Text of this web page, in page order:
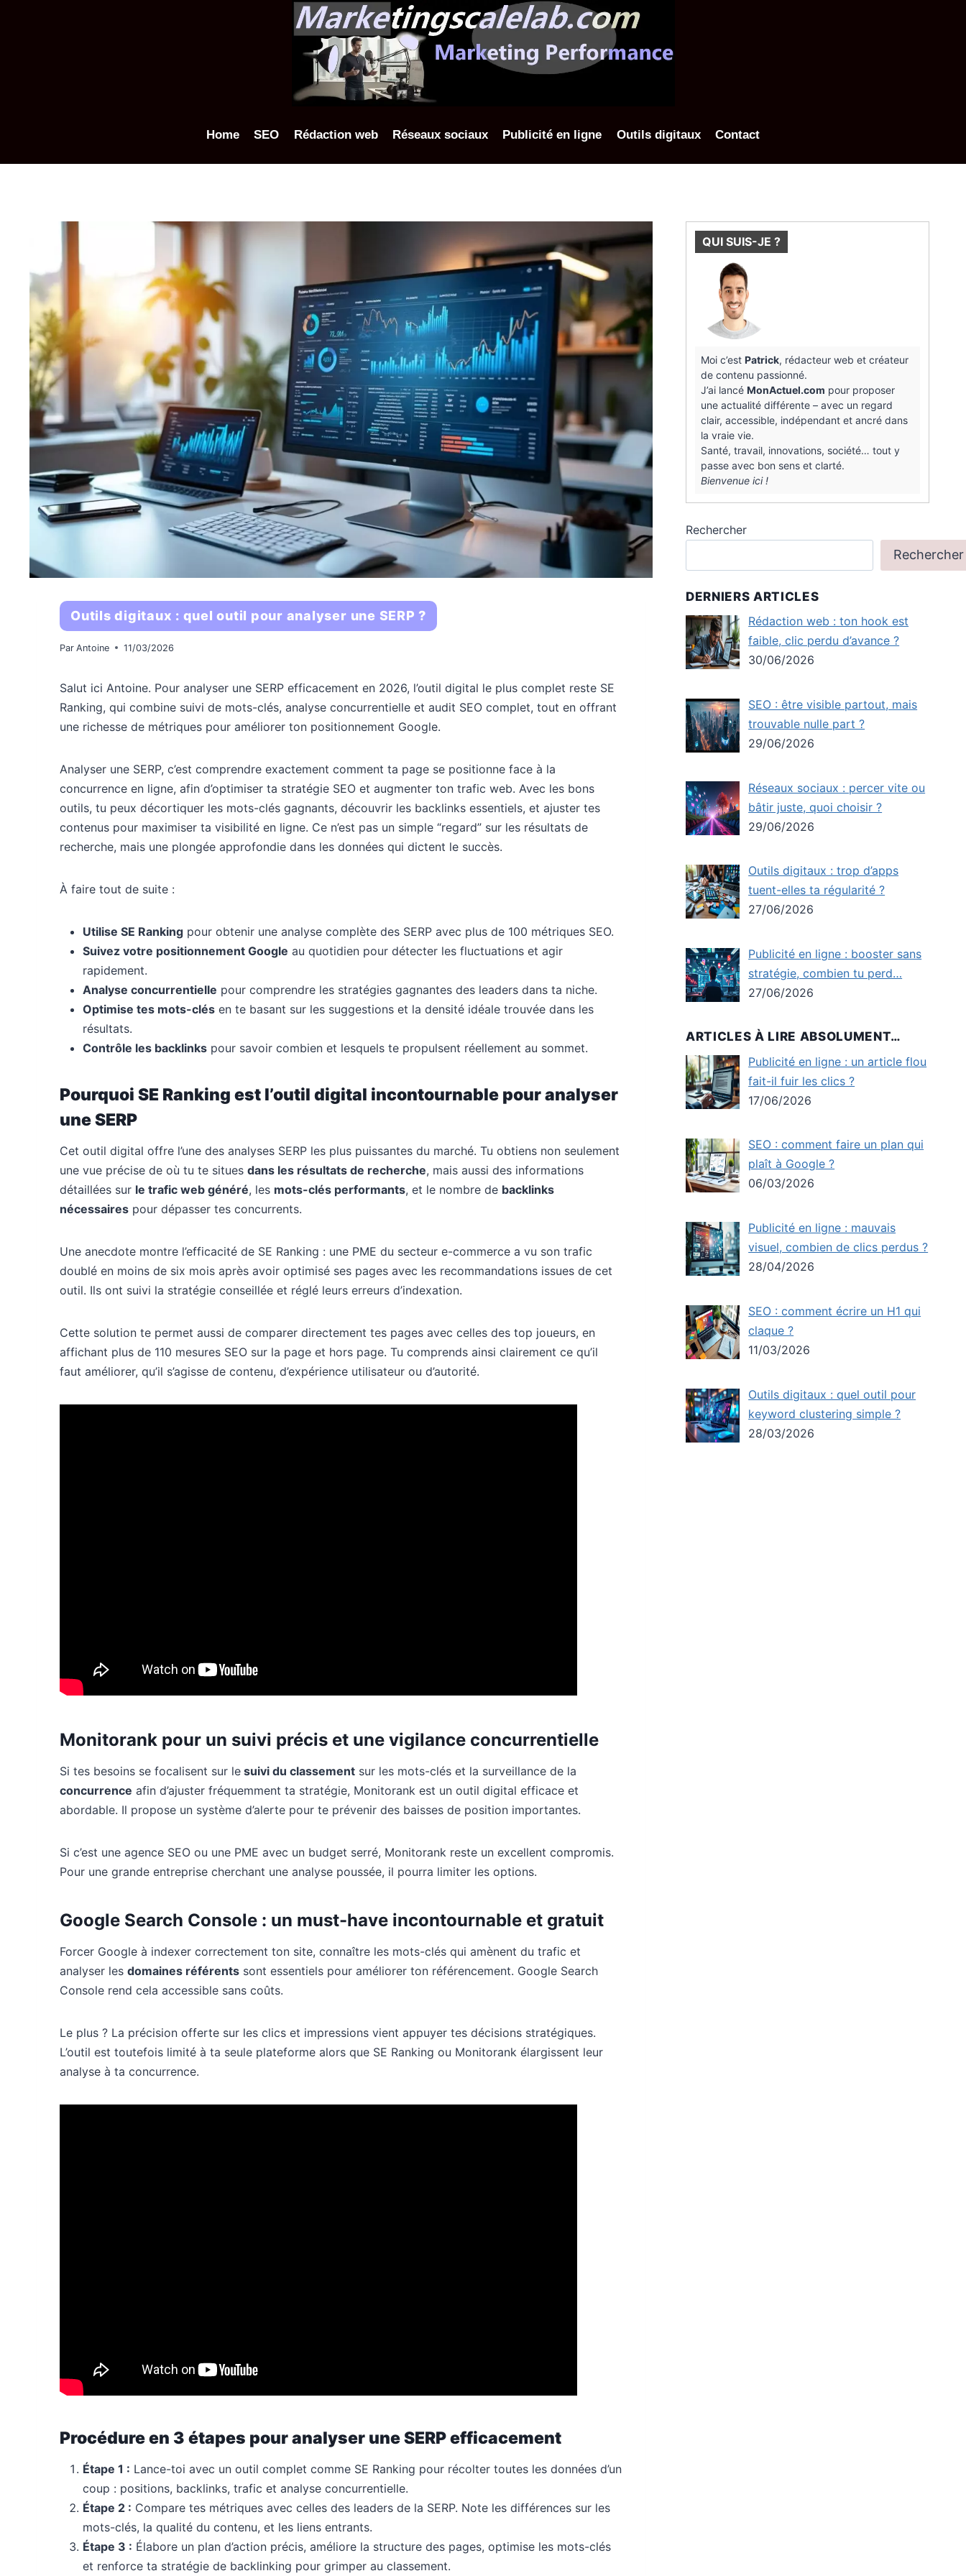
Home SEO Rédaction web Réseaux sociaux Publicité en ligne Outils digitaux Contact
Outils digitaux : quel outil pour analyser une SERP ?
Par Antoine 11/03/2026
Salut ici Antoine. Pour analyser une SERP efficacement en 2026, l’outil digital le plus complet reste SE
Ranking, qui combine suivi de mots-clés, analyse concurrentielle et audit SEO complet, tout en offrant
une richesse de métriques pour améliorer ton positionnement Google.
Analyser une SERP, c’est comprendre exactement comment ta page se positionne face à la
concurrence en ligne, afin d’optimiser ta stratégie SEO et augmenter ton trafic web. Avec les bons
outils, tu peux décortiquer les mots-clés gagnants, découvrir les backlinks essentiels, et ajuster tes
contenus pour maximiser ta visibilité en ligne. Ce n’est pas un simple “regard” sur les résultats de
recherche, mais une plongée approfondie dans les données qui dictent le succès.
À faire tout de suite :
Utilise SE Ranking pour obtenir une analyse complète des SERP avec plus de 100 métriques SEO.
Suivez votre positionnement Google au quotidien pour détecter les fluctuations et agir
rapidement.
Analyse concurrentielle pour comprendre les stratégies gagnantes des leaders dans ta niche.
Optimise tes mots-clés en te basant sur les suggestions et la densité idéale trouvée dans les
résultats.
Contrôle les backlinks pour savoir combien et lesquels te propulsent réellement au sommet.
Pourquoi SE Ranking est l’outil digital incontournable pour analyser
une SERP
Cet outil digital offre l’une des analyses SERP les plus puissantes du marché. Tu obtiens non seulement
une vue précise de où tu te situes dans les résultats de recherche, mais aussi des informations
détaillées sur le trafic web généré, les mots-clés performants, et le nombre de backlinks
nécessaires pour dépasser tes concurrents.
Une anecdote montre l’efficacité de SE Ranking : une PME du secteur e-commerce a vu son trafic
doublé en moins de six mois après avoir optimisé ses pages avec les recommandations issues de cet
outil. Ils ont suivi la stratégie conseillée et réglé leurs erreurs d’indexation.
Cette solution te permet aussi de comparer directement tes pages avec celles des top joueurs, en
affichant plus de 110 mesures SEO sur la page et hors page. Tu comprends ainsi clairement ce qu’il
faut améliorer, qu’il s’agisse de contenu, d’expérience utilisateur ou d’autorité.
Monitorank pour un suivi précis et une vigilance concurrentielle
Si tes besoins se focalisent sur le suivi du classement sur les mots-clés et la surveillance de la
concurrence afin d’ajuster fréquemment ta stratégie, Monitorank est un outil digital efficace et
abordable. Il propose un système d’alerte pour te prévenir des baisses de position importantes.
Si c’est une agence SEO ou une PME avec un budget serré, Monitorank reste un excellent compromis.
Pour une grande entreprise cherchant une analyse poussée, il pourra limiter les options.
Google Search Console : un must-have incontournable et gratuit
Forcer Google à indexer correctement ton site, connaître les mots-clés qui amènent du trafic et
analyser les domaines référents sont essentiels pour améliorer ton référencement. Google Search
Console rend cela accessible sans coûts.
Le plus ? La précision offerte sur les clics et impressions vient appuyer tes décisions stratégiques.
L’outil est toutefois limité à ta seule plateforme alors que SE Ranking ou Monitorank élargissent leur
analyse à ta concurrence.
Procédure en 3 étapes pour analyser une SERP efficacement
Étape 1 : Lance-toi avec un outil complet comme SE Ranking pour récolter toutes les données d’un
coup : positions, backlinks, trafic et analyse concurrentielle.
Étape 2 : Compare tes métriques avec celles des leaders de la SERP. Note les différences sur les
mots-clés, la qualité du contenu, et les liens entrants.
Étape 3 : Élabore un plan d’action précis, améliore la structure des pages, optimise les mots-clés
et renforce ta stratégie de backlinking pour grimper au classement.
QUI SUIS-JE ?
Moi c’estPatrick, rédacteur web et créateur
de contenu passionné.
J’ai lancéMonActuel.com pour proposer
une actualité différente – avec un regard
clair, accessible, indépendant et ancré dans
la vraie vie.
Santé, travail, innovations, société… tout y
passe avec bon sens et clarté.
Bienvenue ici !
Rechercher
Rechercher
DERNIERS ARTICLES
Rédaction web : ton hook est
faible, clic perdu d’avance ?
30/06/2026
SEO : être visible partout, mais
trouvable nulle part ?
29/06/2026
Réseaux sociaux : percer vite ou
bâtir juste, quoi choisir ?
29/06/2026
Outils digitaux : trop d’apps
tuent-elles ta régularité ?
27/06/2026
Publicité en ligne : booster sans
stratégie, combien tu perd…
27/06/2026
ARTICLES À LIRE ABSOLUMENT…
Publicité en ligne : un article flou
fait-il fuir les clics ?
17/06/2026
SEO : comment faire un plan qui
plaît à Google ?
06/03/2026
Publicité en ligne : mauvais
visuel, combien de clics perdus ?
28/04/2026
SEO : comment écrire un H1 qui
claque ?
11/03/2026
Outils digitaux : quel outil pour
keyword clustering simple ?
28/03/2026